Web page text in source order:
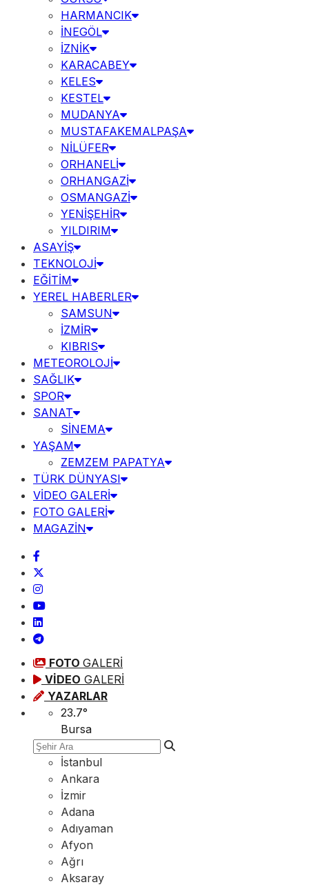
HARMANCIK
İNEGÖL
İZNİK
KARACABEY
KELES
KESTEL
MUDANYA
MUSTAFAKEMALPAŞA
NİLÜFER
ORHANELİ
ORHANGAZİ
OSMANGAZİ
YENİŞEHİR
YILDIRIM
ASAYİŞ
TEKNOLOJİ
EĞİTİM
YEREL HABERLER
SAMSUN
İZMİR
KIBRIS
METEOROLOJİ
SAĞLIK
SPOR
SANAT
SİNEMA
YAŞAM
ZEMZEM PAPATYA
TÜRK DÜNYASI
VİDEO GALERİ
FOTO GALERİ
MAGAZİN
FOTO GALERİ
VİDEO GALERİ
YAZARLAR
23.7°
Bursa
İstanbul
Ankara
İzmir
Adana
Adıyaman
Afyon
Ağrı
Aksaray